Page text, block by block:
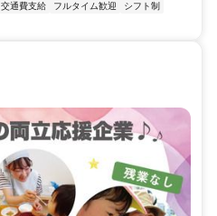
交通費支給 フルタイム歓迎
シフト制